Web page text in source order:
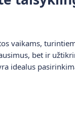
vaikams,
bet ir
idealus